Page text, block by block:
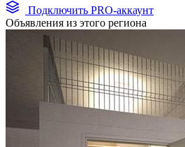
Подключить PRO-аккаунт
Объявления из этого региона